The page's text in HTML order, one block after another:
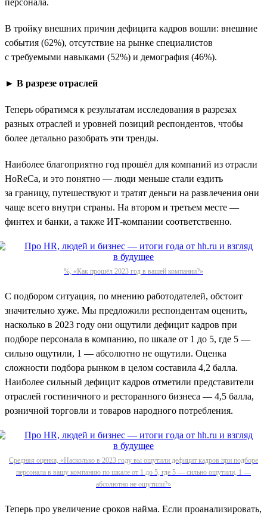
В тройку внешних причин дефицита кадров вошли: внешние
события (62%), отсутствие на рынке специалистов
с требуемыми навыками (52%) и демография (46%).
► В разрезе отраслей
Теперь обратимся к результатам исследования в разрезах
разных отраслей и уровней позиций респондентов, чтобы
более детально разобрать эти тренды.
Наиболее благоприятно год прошёл для компаний из отрасли
HoReCa, и это понятно — люди меньше стали ездить
за границу, путешествуют и тратят деньги на развлечения они
чаще всего внутри страны. На втором и третьем месте —
финтех и банки, а также ИТ-компании соответственно.
%, «Как прошёл 2023 год в вашей компании?»
С подбором ситуация, по мнению работодателей, обстоит
значительно хуже. Мы предложили респондентам оценить,
насколько в 2023 году они ощутили дефицит кадров при
подборе персонала в компанию, по шкале от 1 до 5, где 5 —
сильно ощутили, 1 — абсолютно не ощутили. Оценка
сложности подбора рынком в целом составила 4,2 балла.
Наиболее сильный дефицит кадров отметили представители
отраслей гостиничного и ресторанного бизнеса — 4,5 балла,
розничной торговли и товаров народного потребления.
Средняя оценка, «Насколько в 2023 году вы ощутили дефицит кадров при подборе
персонала в вашу компанию по шкале от 1 до 5, где 5 — сильно ощутили, 1 —
абсолютно не ощутили?»
Теперь про увеличение сроков найма. Если проанализировать,